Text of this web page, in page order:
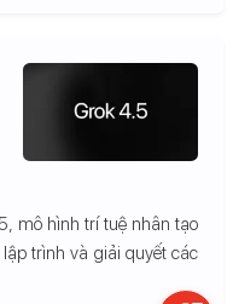
mô hình trí tuệ nhân tạo
trình và giải quyết các